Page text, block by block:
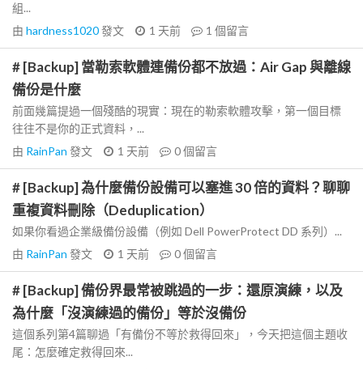
組...
由 hardness1020發文 1 天前 1 個留言
# [Backup] 當勒索軟體連備份都不放過：Air Gap 與離線
備份是什麼
前面幾篇提過一個殘酷的現實：現在的勒索軟體攻擊，第一個目標
往往不是你的正式資料，...
由 RainPan 發文 1 天前 0個留言
# [Backup] 為什麼備份設備可以塞進 30 倍的資料？聊聊
重複資料刪除（Deduplication）
如果你看過企業級備份設備（例如 Dell PowerProtect DD 系列）...
由 RainPan 發文 1 天前 0個留言
# [Backup] 備份界最常被跳過的一步：還原演練，以及
為什麼「沒演練過的備份」等於沒備份
這個系列第4篇聊過「有備份不等於救得回來」，今天把這個主題收
尾：怎麼確定救得回來...